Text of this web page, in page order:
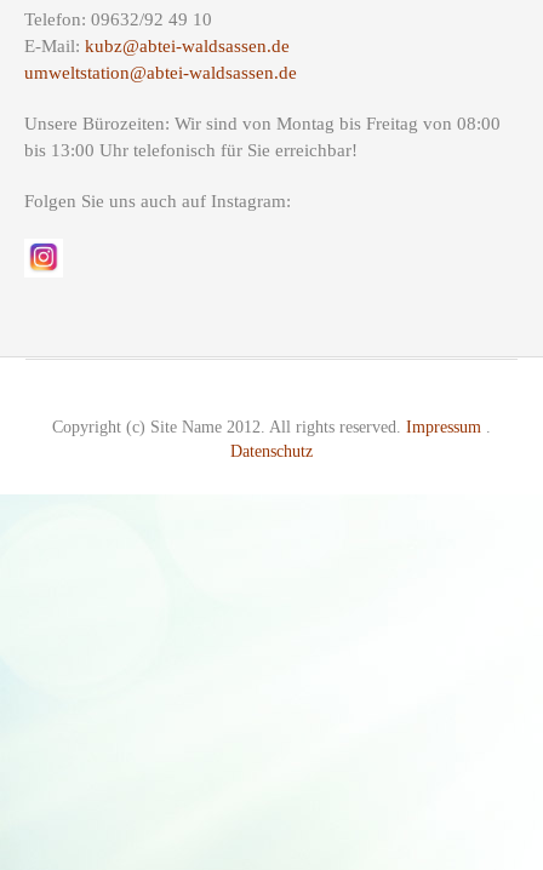
Telefon: 09632/92 49 10
E-Mail: kubz@abtei-waldsassen.de
umweltstation@abtei-waldsassen.de
Unsere Bürozeiten: Wir sind von Montag bis Freitag von 08:00
bis 13:00 Uhr telefonisch für Sie erreichbar!
Folgen Sie uns auch auf Instagram:
Copyright (c) Site Name 2012. All rights reserved. Impressum
Datenschutz